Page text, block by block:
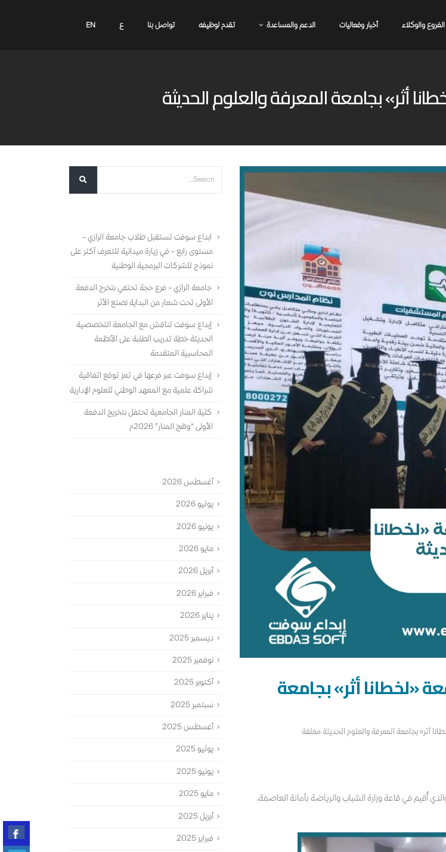
الفروع والوكلاء أخبار وفعاليات الدعم والمساعدة تقدم لوظيفه تواصل بنا ع EN
أثر» بجامعة المعرفة والعلوم الحديثة
«لخطانا أثر» بجامعة
بجامعة المعرفة والعلوم الحديثة مغلقة
أُقيم في قاعة وزارة الشباب والرياضة بأمانة العاصمة،
ابداع سوفت تستقبل طلاب جامعة الرازي –
مستوى رابع – في زيارة ميدانية للتعرف أكثر على
نموذج للشركات البرمجية الوطنية
جامعة الرازي – فرع حجة تحتفي بتخرج الدفعة
الأولى تحت شعار من البداية نصنع الأثر
إبداع سوفت تناقش مع الجامعة التخصصية
الحديثة خطة تدريب الطلبة على الأنظمة
المحاسبية المتقدمة
إبداع سوفت عبر فرعها في تعز توقع اتفاقية
شراكة علمية مع المعهد الوطني للعلوم الإدارية
كلية المنار الجامعية تحتفل بتخريج الدفعة
الأولى “وهج المنار” 2026م
أغسطس 2026
يوليو 2026
يونيو 2026
مايو 2026
أبريل 2026
فبراير 2026
يناير 2026
ديسمبر 2025
نوفمبر 2025
أكتوبر 2025
سبتمبر 2025
أغسطس 2025
يوليو 2025
يونيو 2025
مايو 2025
أبريل 2025
فبراير 2025